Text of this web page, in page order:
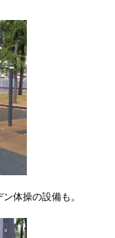
体操の設備も。